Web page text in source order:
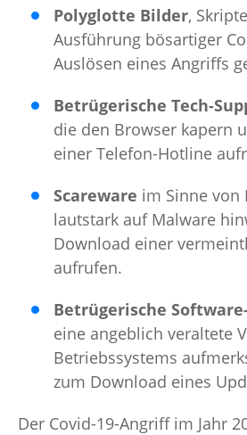
Polyglotte Bilder,
Ausführung bösartiger
Auslösen eines Angriffs
Betrügerische Tech-
die den Browser kapern
einer Telefon-Hotline
Scareware im Sinne von
lautstark auf Malware
Download einer
aufrufen.
Betrügerische
eine angeblich veraltete
Betriebssystems
zum Download eines
Der Covid-19-Angriff im Jahr